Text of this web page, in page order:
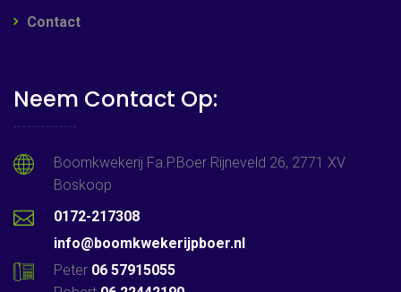
Contact
Neem Contact Op:
Boomkwekerij Fa.P.Boer Rijneveld 26, 2771 XV
Boskoop
0172-217308
info@boomkwekerijpboer.nl
Peter 06 57915055